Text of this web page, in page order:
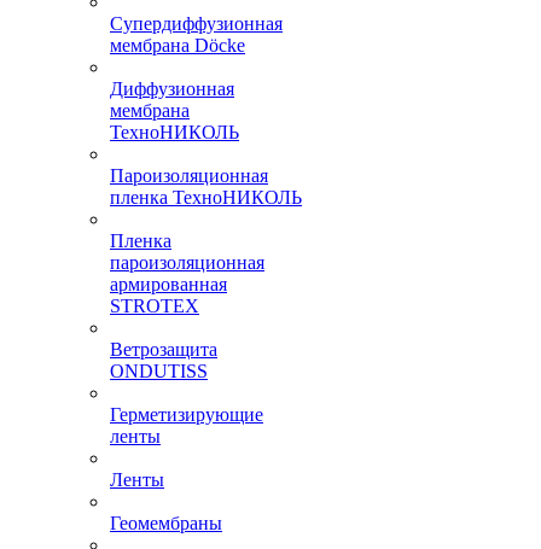
Супердиффузионная
мембрана Döcke
Диффузионная
мембрана
ТехноНИКОЛЬ
Пароизоляционная
пленка ТехноНИКОЛЬ
Пленка
пароизоляционная
армированная
STROTEX
Ветрозащита
ONDUTISS
Герметизирующие
ленты
Ленты
Геомембраны